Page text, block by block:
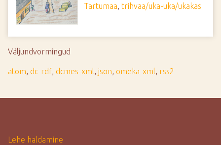
Tartumaa,trihvaa/uka-uka/ukakas
Väljundvormingud
atom, dc-rdf, dcmes-xml, json, omeka-xml, rss2
Lehe haldamine